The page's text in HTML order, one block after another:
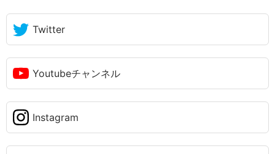
Twitter
Youtubeチャンネル
Instagram